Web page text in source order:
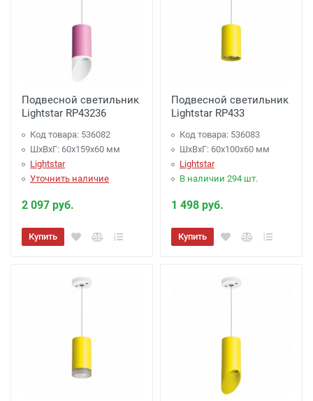
Подвесной светильник
Lightstar RP43236
Код товара: 536082
ШхВхГ: 60x159x60 мм
Lightstar
Уточнить наличие
2 097 руб.
Купить
Подвесной светильник
Lightstar RP433
Код товара: 536083
ШхВхГ: 60x100x60 мм
Lightstar
В наличии 294 шт.
1 498 руб.
Купить